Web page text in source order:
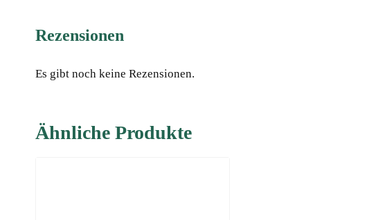
Rezensionen
Es gibt noch keine Rezensionen.
Ähnliche Produkte